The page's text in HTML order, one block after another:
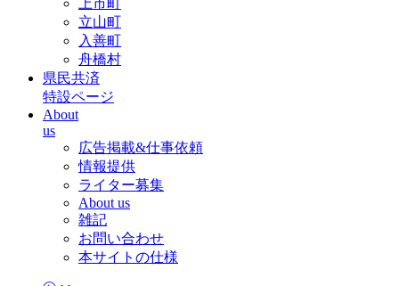
上市町
立山町
入善町
舟橋村
県民共済
特設ページ
About
us
広告掲載&仕事依頼
情報提供
ライター募集
About us
雑記
お問い合わせ
本サイトの仕様